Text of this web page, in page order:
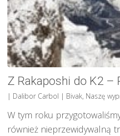
Z Rakaposhi do K2 –
| Dalibor Carbol | Bivak, Naszę
W tym roku
również nieprzewidywalną